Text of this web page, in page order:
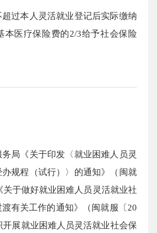
过本人灵活就业登记后实际缴纳
本医疗保险费的2/3给予社会保险
局《关于印发〈就业困难人员灵
规程（试行）〉的通知》（闽就
关于做好就业困难人员灵活就业社
有关工作的通知》（闽就服〔20
展就业困难人员灵活就业社会保